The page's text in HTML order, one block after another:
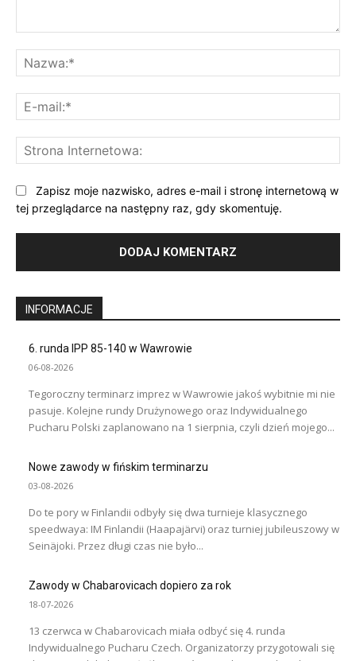
Zapisz moje nazwisko, adres e-mail i stronę internetową w
tej przeglądarce na następny raz, gdy skomentuję.
INFORMACJE
6. runda IPP 85-140 w Wawrowie
06-08-2026
Tegoroczny terminarz imprez w Wawrowie jakoś wybitnie mi nie
pasuje. Kolejne rundy Drużynowego oraz Indywidualnego
Pucharu Polski zaplanowano na 1 sierpnia, czyli dzień mojego...
Nowe zawody w fińskim terminarzu
03-08-2026
Do te pory w Finlandii odbyły się dwa turnieje klasycznego
speedwaya: IM Finlandii (Haapajärvi) oraz turniej jubileuszowy w
Seinäjoki. Przez długi czas nie było...
Zawody w Chabarovicach dopiero za rok
18-07-2026
13 czerwca w Chabarovicach miała odbyć się 4. runda
Indywidualnego Pucharu Czech. Organizatorzy przygotowali się